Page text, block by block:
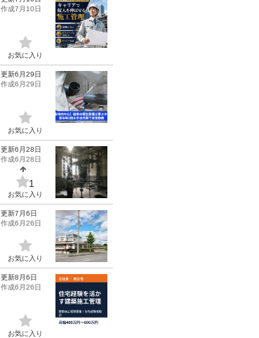
作成7月10日
お気に入り
更新6月29日
作成6月29日
お気に入り
更新6月28日
作成6月28日
1
お気に入り
更新7月6日
作成6月26日
お気に入り
更新8月6日
作成6月26日
お気に入り